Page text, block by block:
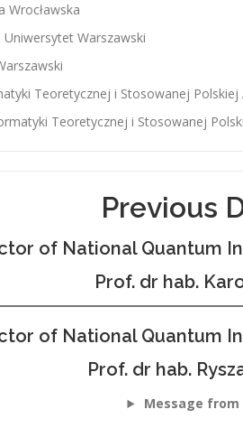
Wrocławska
Warszawski
Teoretycznej i Stosowanej Polskiej
Teoretycznej i Stosowanej
Previous
of National Quantum
Prof. dr hab.
of National Quantum
Prof. dr hab.
Message